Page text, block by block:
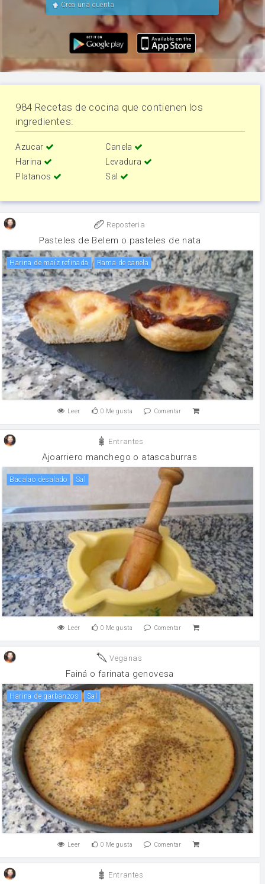
Crea una cuenta
984 Recetas de cocina que contienen los
ingredientes:
Azucar
Canela
Harina
Levadura
Platanos
Sal
Reposteria
Pasteles de Belem o pasteles de nata
Harina de maíz refinada rama de canela
Leer 0 Me gusta Comentar
Entrantes
Ajoarriero manchego o atascaburras
Bacalao desalado sal
Leer 0 Me gusta Comentar
Veganas
Fainá o farinata genovesa
Harina de garbanzos sal
Leer 0 Me gusta Comentar
Entrantes